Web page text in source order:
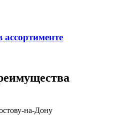
на-Дону